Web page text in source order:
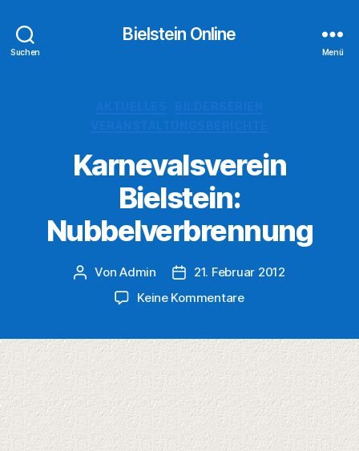
Suchen
Bielstein Online
Menü
Karnevalsverein
Bielstein:
Nubbelverbrennung
Beitragsautor
VonAdmin Veröffentlichungsdatum
21. Februar 2012
Keine Kommentarezu
Nubbelverbrennung